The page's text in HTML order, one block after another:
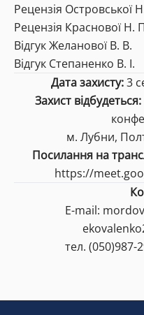
Рецензія Островської
Рецензія Краснової Н.
Відгук Желанової В. В.
Відгук Степаненко В. І.
Дата захисту:3
Захист відбудеться:
м. Лубни,
Посилання на
https://
E-mail:
тел. (050)987-